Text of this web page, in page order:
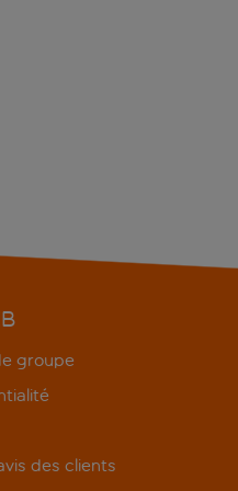
groupe
des clients